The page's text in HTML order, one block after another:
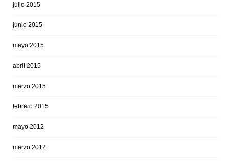
julio 2015
junio 2015
mayo 2015
abril 2015
marzo 2015
febrero 2015
mayo 2012
marzo 2012